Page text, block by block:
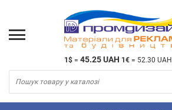
1$ = 45.25 UAH 1€ = 52.30 UAH